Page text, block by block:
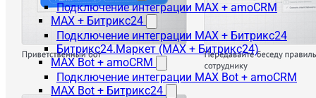
Подключение интеграции MAX + amoCRM
MAX + Битрикс24
Подключение интеграции MAX + Битрикс24
Битрикс24.Маркет (MAX + Битрикс24)
MAX Bot + amoCRM
Подключение интеграции MAX Bot + amoCRM
MAX Bot + Битрикс24